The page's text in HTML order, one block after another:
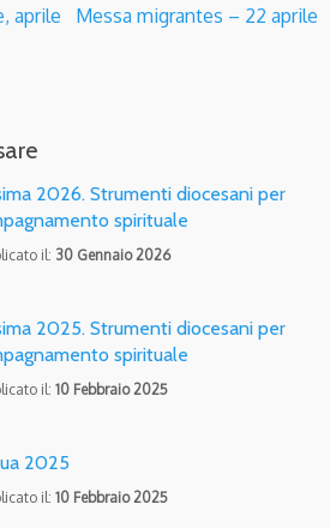
aprile
Messa migrantes – 22 aprile
2026. Strumenti diocesani per
spirituale
il: 30 Gennaio 2026
2025. Strumenti diocesani per
spirituale
il: 10 Febbraio 2025
2025
il: 10 Febbraio 2025